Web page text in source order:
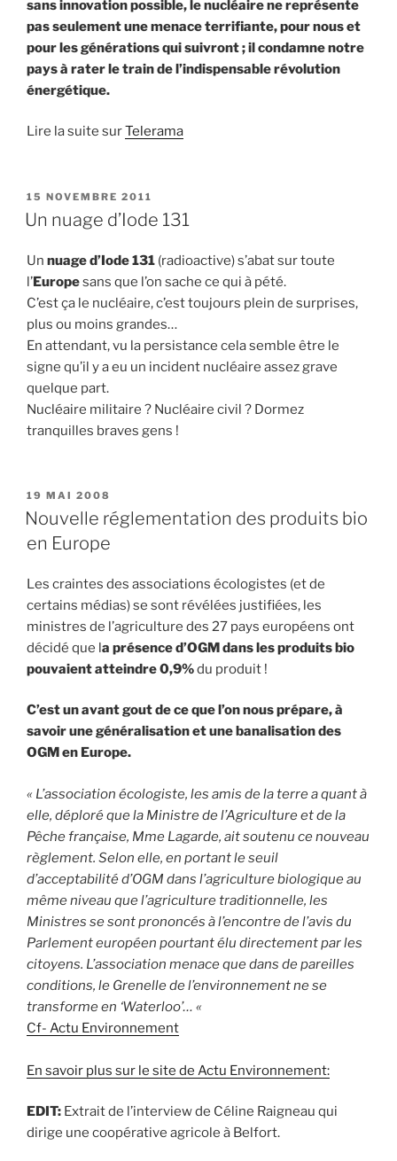
sans innovation possible, le nucléaire ne représente
pas seulement une menace terrifiante, pour nous et
pour les générations qui suivront ; il condamne notre
pays à rater le train de l’indispensable révolution
énergétique.
Lire la suite surTelerama
PUBLIÉ
LE
15 NOVEMBRE 2011
Un nuage d’Iode 131
Un nuage d’Iode 131 (radioactive) s’abat sur toute
l’Europesans que l’on sache ce qui à pété.
C’est ça le nucléaire, c’est toujours plein de surprises,
plus ou moins grandes…
En attendant, vu la persistance cela semble être le
signe qu’il y a eu un incident nucléaire assez grave
quelque part.
Nucléaire militaire ? Nucléaire civil ? Dormez
tranquilles braves gens !
PUBLIÉ
LE
19 MAI 2008
Nouvelle réglementation des produits bio
en Europe
Les craintes des associations écologistes (et de
certains médias) se sont révélées justifiées, les
ministres de l’agriculture des 27 pays européens ont
décidé que la présence d’OGM dans les produits bio
pouvaient atteindre 0,9%du produit !
C’est un avant gout de ce que l’on nous prépare, à
savoir une généralisation et une banalisation des
OGM en Europe.
« L’association écologiste, les amis de la terre a quant à
elle, déploré que la Ministre de l’Agriculture et de la
Pêche française, Mme Lagarde, ait soutenu ce nouveau
règlement. Selon elle, en portant le seuil
d’acceptabilité d’OGM dans l’agriculture biologique au
même niveau que l’agriculture traditionnelle, les
Ministres se sont prononcés à l’encontre de l’avis du
Parlement européen pourtant élu directement par les
citoyens. L’association menace que dans de pareilles
conditions, le Grenelle de l’environnement ne se
transforme en ‘Waterloo’… «
Cf- Actu Environnement
En savoir plus sur le site de Actu Environnement:
EDIT: Extrait de l’interview de Céline Raigneau qui
dirige une coopérative agricole à Belfort.